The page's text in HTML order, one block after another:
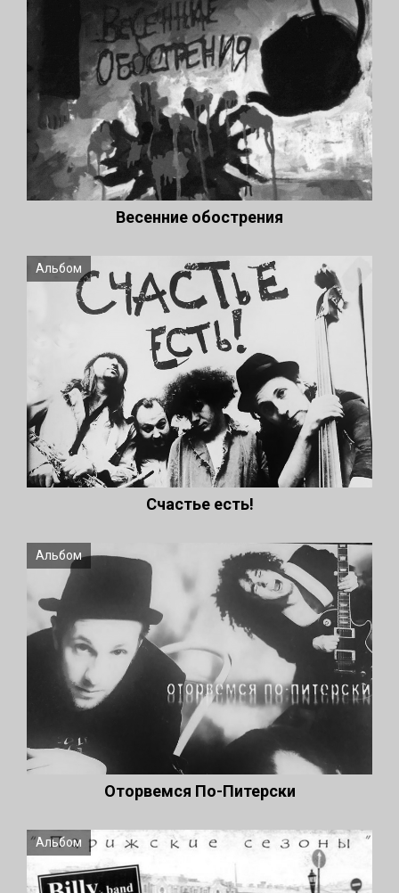
Весенние обострения
Альбом
Счастье есть!
Альбом
Оторвемся По-Питерски
Альбом